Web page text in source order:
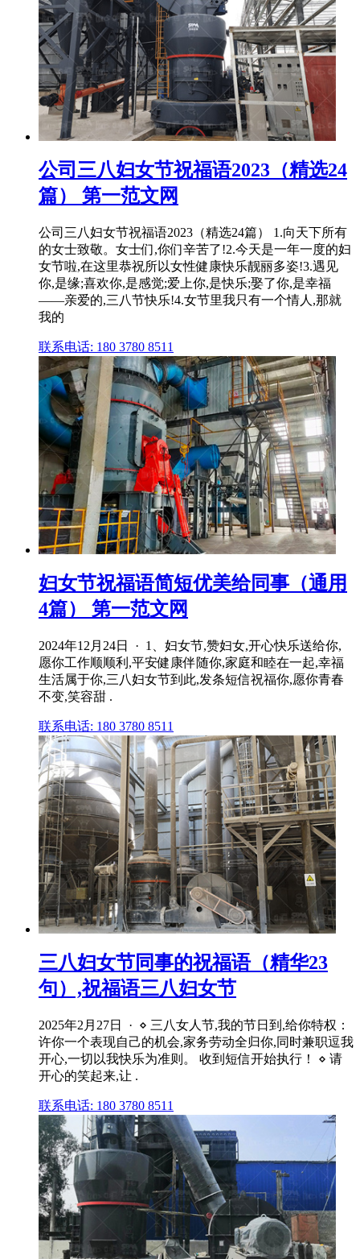
公司三八妇女节祝福语2023（精选24
篇） 第一范文网
公司三八妇女节祝福语2023（精选24篇） 1.向天下所有
的女士致敬。女士们,你们辛苦了!2.今天是一年一度的妇
女节啦,在这里恭祝所以女性健康快乐靓丽多姿!3.遇见
你,是缘;喜欢你,是感觉;爱上你,是快乐;娶了你,是幸福
——亲爱的,三八节快乐!4.女节里我只有一个情人,那就
我的
联系电话: 180 3780 8511
妇女节祝福语简短优美给同事（通用
4篇） 第一范文网
2024年12月24日 · 1、妇女节,赞妇女,开心快乐送给你,
愿你工作顺顺利,平安健康伴随你,家庭和睦在一起,幸福
生活属于你,三八妇女节到此,发条短信祝福你,愿你青春
不变,笑容甜 .
联系电话: 180 3780 8511
三八妇女节同事的祝福语（精华23
句）,祝福语三八妇女节
2025年2月27日 · ⋄ 三八女人节,我的节日到,给你特权：
许你一个表现自己的机会,家务劳动全归你,同时兼职逗我
开心,一切以我快乐为准则。 收到短信开始执行！ ⋄ 请
开心的笑起来,让 .
联系电话: 180 3780 8511